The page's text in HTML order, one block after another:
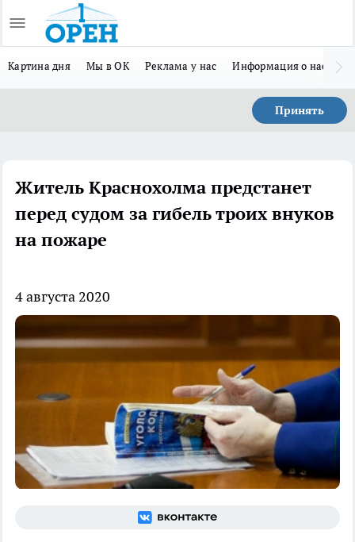
Картина дня Мы в ОК Реклама у нас Информация о нас
Принять
Житель Краснохолма предстанет
перед судом за гибель троих внуков
на пожаре
4 августа 2020